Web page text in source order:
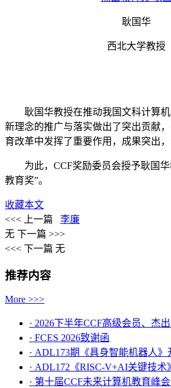
耿国华
西北大学教授
耿国华教授在推动我国文科计算
新理念的推广与落实做出了突出贡献
育改革中发挥了重要作用，成果突出，
为此，CCF奖励委员会授予耿国
教育奖”。
收藏本文
<<< 上一篇
李廉
无 下一篇 >>>
<<< 下一篇 无
推荐内容
More >>>
· 2026下半年CCF高级会员、杰
· FCES 2026致谢函
· ADL173期《具身智能机器人》
· ADL172《RISC-V+AI关键技术
· 第十届CCF未来计算机教育峰